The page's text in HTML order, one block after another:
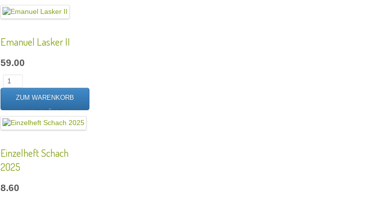
Emanuel Lasker II
59.00
Einzelheft Schach
2025
8.60